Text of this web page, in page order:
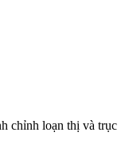
chỉnh loạn thị và trục